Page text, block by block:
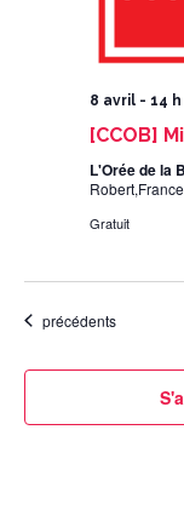
8 avril - 14 h
[CCOB]
L'Orée de la
Robert,France
Gratuit
Évènements
précédents